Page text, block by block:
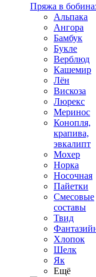
Пряжа в
Альпака
Ангора
Бамбук
Букле
Верблюд
Кашемир
Лён
Вискоза
Люрекс
Меринос
Конопля,
крапива,
эвкалипт
Мохер
Норка
Носочная
Пайетки
Смесовые
составы
Твид
Хлопок
Шелк
Як
Ещё